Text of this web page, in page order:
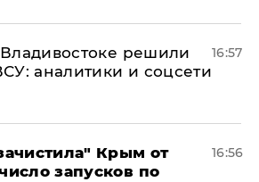
решили
аналитики и соцсети
16:57
Крым от
запусков по
16:56